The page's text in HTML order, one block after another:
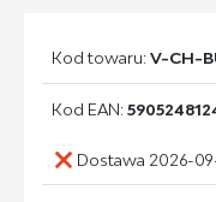
Kod towaru:V-CH-
Kod EAN:
Dostawa 2026-09-